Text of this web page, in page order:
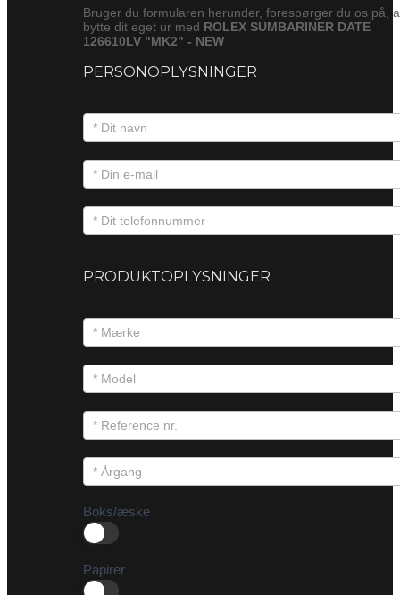
Bruger du formularen herunder, forespørger du os på,
bytte dit eget ur med ROLEX SUMBARINER DATE
126610LV "MK2" - NEW
PERSONOPLYSNINGER
PRODUKTOPLYSNINGER
Boks/æske
Papirer